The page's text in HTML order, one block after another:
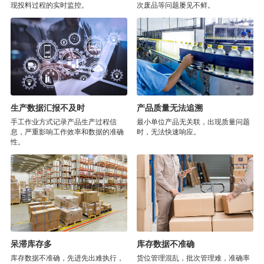
现投料过程的实时监控。
次废品等问题屡见不鲜。
生产数据汇报不及时
手工作业方式记录产品生产过程信
息，严重影响工作效率和数据的准确
性。
产品质量无法追溯
最小单位产品无关联，出现质量问题
时，无法快速响应。
呆滞库存多
库存数据不准确，先进先出难执行，
库存数据不准确
货位管理混乱，批次管理难，准确率